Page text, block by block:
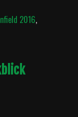
2016,